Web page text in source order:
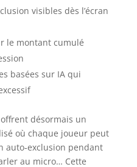
visibles dès l’écran
le montant cumulé
basées sur IA qui
désormais un
où chaque joueur peut
auto‑exclusion pendant
au micro… Cette